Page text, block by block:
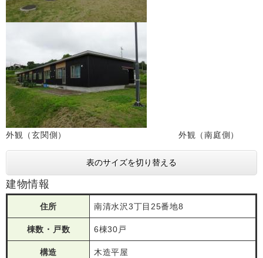
外観（玄関側） 外観（南庭側）
表のサイズを切り替える
建物情報
住所 南清水沢3丁目25番地8
棟数・戸数 6棟30戸
構造 木造平屋